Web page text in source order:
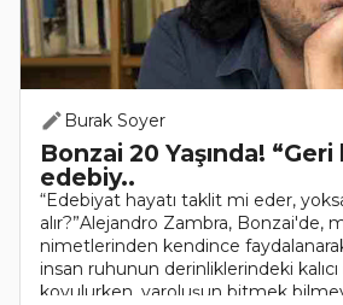
Burak Soyer
Bonzai 20 Yaşında! “Geri
edebiy..
“Edebiyat hayatı taklit mi eder,
alır?”Alejandro Zambra, Bonzai'de,
nimetlerinden kendince
insan ruhunun derinliklerindeki
koyulurken, varoluşun bitmek